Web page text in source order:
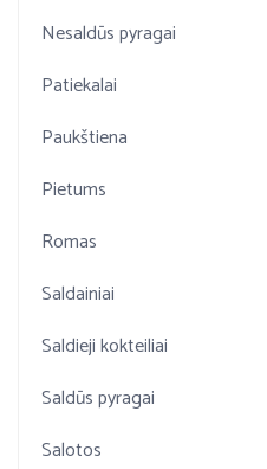
Nesaldūs pyragai
Patiekalai
Paukštiena
Pietums
Romas
Saldainiai
Saldieji kokteiliai
Saldūs pyragai
Salotos